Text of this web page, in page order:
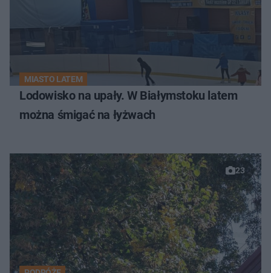
MIASTO LATEM
Lodowisko na upały. W Białymstoku latem
można śmigać na łyżwach
23